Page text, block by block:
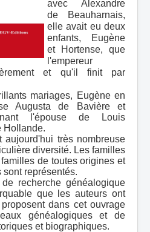
avec Alexandre
de Beauharnais,
elle avait eu deux
enfants, Eugène
et Hortense, que
l'empereur
et qu'il finit par
mariages, Eugène en
Augusta de Bavière et
l'épouse de Louis
Hollande.
aujourd'hui très nombreuse
diversité. Les familles
de toutes origines et
représentés.
recherche généalogique
que les auteurs ont
dans cet ouvrage
généalogiques et de
et biographiques.